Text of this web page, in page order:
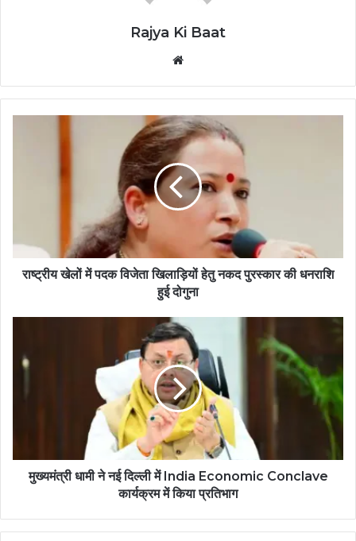
Rajya Ki Baat
राष्ट्रीय खेलों में पदक विजेता खिलाड़ियों हेतु नकद पुरस्कार की धनराशि
हुई दोगुना
मुख्यमंत्री धामी ने नई दिल्ली में India Economic Conclave
कार्यक्रम में किया प्रतिभाग